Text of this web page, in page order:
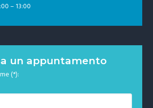
– 13:00
un appuntamento
(*):